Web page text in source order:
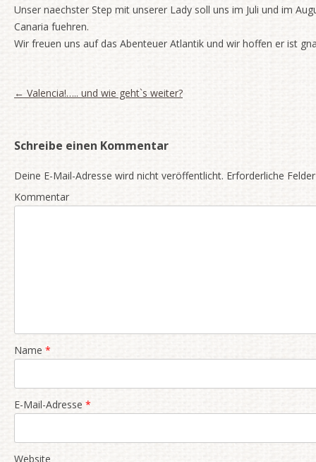
Unser naechster Step mit unserer Lady soll uns im Juli und im
Canaria fuehren.
Wir freuen uns auf das Abenteuer Atlantik und wir hoffen er ist
Artikel-Navigation
← Valencia!….. und wie geht`s weiter?
Schreibe einen Kommentar
Deine E-Mail-Adresse wird nicht veröffentlicht. Erforderliche
Kommentar
Name *
E-Mail-Adresse *
Website